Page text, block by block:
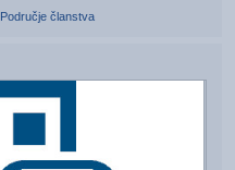
Područje članstva